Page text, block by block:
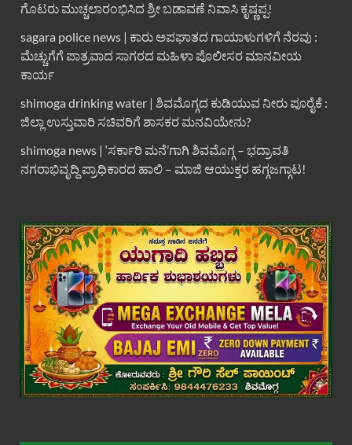
ಗೊಟರು ಮುಚ್ಚಲಾರಂಭಿಸಿದ ಶ್ರೀ ಬಡಾವಣೆ ನಿವಾಸಿ ಕೃಷ್ಣಪ್ಪ!
sagara police news | ಕಾರು ಅಪಘಾತದ ಗಾಯಾಳುಗಳಿಗೆ ನೆರವು :
ಮೆಚ್ಚುಗೆಗೆ ಪಾತ್ರವಾದ ಸಾಗರದ ಮಹಿಳಾ ಪೊಲೀಸರ ಮಾನವೀಯ
ಕಾರ್ಯ
shimoga drinking water | ಶಿವಮೊಗ್ಗದ ಕುಡಿಯುವ ನೀರು ಪೂರೈಕೆ :
ಜಿಲ್ಲಾ ಉಸ್ತುವಾರಿ ಸಚಿವರಿಗೆ ಶಾಸಕರ ಮನವಿಯೇನು?
shimoga news | ‘ಸರ್ಕಾರಿ ಮನೆ’ಗಾಗಿ ಶಿವಮೊಗ್ಗ – ಭದ್ರಾವತಿ
ನಗರಾಭಿವೃದ್ದಿ ಪ್ರಾಧಿಕಾರದ ಹಾಲಿ – ಮಾಜಿ ಆಯುಕ್ತರ ಹಗ್ಗಜಗ್ಗಾಟ!